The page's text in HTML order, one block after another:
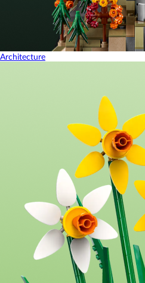
Architecture